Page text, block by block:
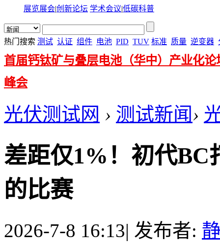
展览展会|创新论坛 学术会议|低碳科普
热门搜索 测试 认证 组件 电池 PID TUV 标准 质量 逆变器
首届钙钛矿与叠层电池（华中）产业化论
峰会
光伏测试网 › 测试新闻›
差距仅1%！初代BC
的比赛
2026-7-8 16:13| 发布者: